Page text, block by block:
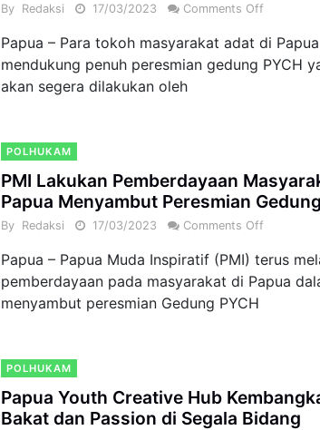
By Redaksi 17/03/2023 Comments Off
Papua – Para tokoh masyarakat adat di Papua
mendukung penuh peresmian gedung PYCH
akan segera dilakukan oleh
POLHUKAM
PMI Lakukan Pemberdayaan
Papua Menyambut Peresmian
By Redaksi 17/03/2023 Comments Off
Papua – Papua Muda Inspiratif (PMI) terus
pemberdayaan pada masyarakat di Papua
menyambut peresmian Gedung PYCH
POLHUKAM
Papua Youth Creative Hub
Bakat dan Passion di Segala Bidang